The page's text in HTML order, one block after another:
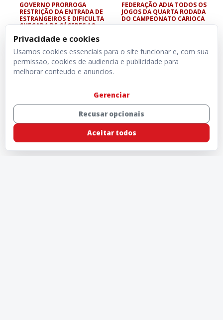
GOVERNO PRORROGA
RESTRIÇÃO DA ENTRADA DE
ESTRANGEIROS E DIFICULTA
CHEGADA DE CÁCERES AO
FEDERAÇÃO ADIA TODOS OS
JOGOS DA QUARTA RODADA
DO CAMPEONATO CARIOCA
Privacidade e cookies
Usamos cookies essenciais para o site funcionar e, com sua
permissao, cookies de audiencia e publicidade para
melhorar conteudo e anuncios.
Gerenciar
Recusar opcionais
Aceitar todos